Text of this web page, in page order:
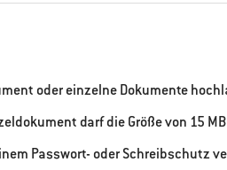
oder einzelne Dokumente
darf die Größe von 15
Passwort- oder Schreibschutz